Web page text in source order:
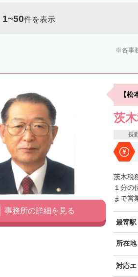
1~50件を表示
各事
【
茨
長
茨木税
１分の
まで営
最寄駅
所在地
対応エ
事務所の詳細を見る